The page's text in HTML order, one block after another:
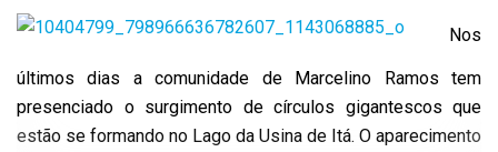
Nos
últimos dias a comunidade de Marcelino Ramos tem
presenciado o surgimento de círculos gigantescos que
estão se formando no Lago da Usina de Itá. O aparecimento